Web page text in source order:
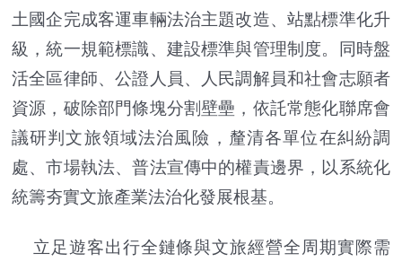
土國企完成客運車輛法治主題改造、站點標準化升
級，統一規範標識、建設標準與管理制度。同時盤
活全區律師、公證人員、人民調解員和社會志願者
資源，破除部門條塊分割壁壘，依託常態化聯席會
議研判文旅領域法治風險，釐清各單位在糾紛調
處、市場執法、普法宣傳中的權責邊界，以系統化
統籌夯實文旅產業法治化發展根基。
立足遊客出行全鏈條與文旅經營全周期實際需